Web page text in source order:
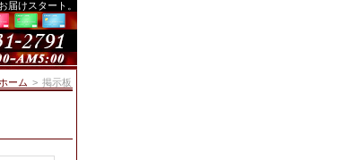
届けスタート。
ホーム > 掲示板